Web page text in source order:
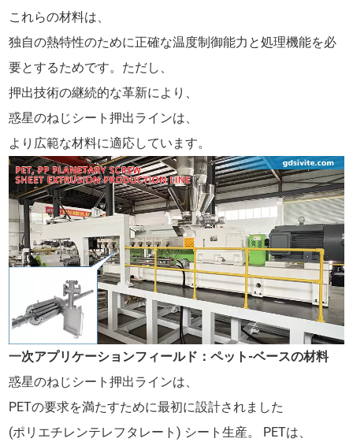
これらの材料は、
独自の熱特性のために正確な温度制御能力と処理機能を必
要とするためです。ただし、
押出技術の継続的な革新により、
惑星のねじシート押出ラインは、
より広範な材料に適応しています。
一次アプリケーションフィールド：ペット-ベースの材料
惑星のねじシート押出ラインは、
PETの要求を満たすために最初に設計されました
(ポリエチレンテレフタレート) シート生産。 PETは、